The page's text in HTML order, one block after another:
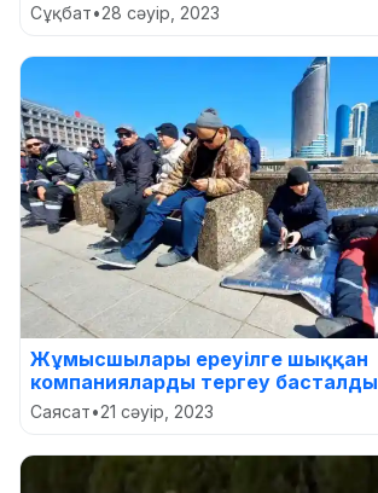
Сұқбат•28 сәуір, 2023
Жұмысшылары ереуілге шыққан
компанияларды тергеу басталды
Саясат•21 сәуір, 2023